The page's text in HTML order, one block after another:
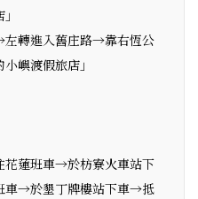
轉進入舊庄路→靠右恆公
嶼渡假旅店」
蓮班車→於枋寮火車站下
車→於墾丁牌樓站下車→抵